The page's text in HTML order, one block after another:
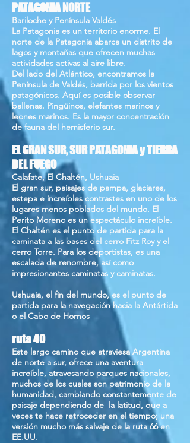
PATAGONIA NORTE
Bariloche y Península Valdés
La Patagonia es un territorio enorme. El
norte de la Patagonia abarca un distrito de
lagos y montañas que ofrecen muchas
actividades activas al aire libre.
Del lado del Atlántico, encontramos la
Península de Valdés, barrida por los vientos
patagónicos. Aquí es posible observar
ballenas. Pingüinos, elefantes marinos y
leones marinos. Es la mayor concentración
de fauna del hemisferio sur.
EL GRAN SUR, SUR PATAGONIA y TIERRA
DEL FUEGO
Calafate, El Chaltén, Ushuaia
El gran sur, paisajes de pampa, glaciares,
estepa e increíbles contrastes en uno de los
lugares menos poblados del mundo. El
Perito Moreno es un espectáculo increíble.
El Chaltén es el punto de partida para la
caminata a las bases del cerro Fitz Roy y el
cerro Torre. Para los deportistas, es una
escalada de renombre, así como
impresionantes caminatas y caminatas.
Ushuaia, el fin del mundo, es el punto de
partida para la navegación hacia la Antártida
o el Cabo de Hornos
ruta 40
Este largo camino que atraviesa Argentina
de norte a sur, ofrece una aventura
increíble, atravesando parques nacionales,
muchos de los cuales son patrimonio de la
humanidad, cambiando constantemente de
paisaje dependiendo de la latitud, que a
veces te hace retroceder en el tiempo; una
versión mucho más salvaje de la ruta 66 en
EE.UU.